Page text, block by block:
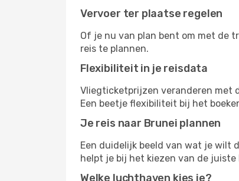
Vervoer ter plaatse regelen
Of je nu van plan bent om met de
reis te plannen.
Flexibiliteit in je reisdata
Vliegticketprijzen veranderen met
Een beetje flexibiliteit bij het
Je reis naar Brunei plannen
Een duidelijk beeld van wat je wilt
helpt je bij het kiezen van de
Welke luchthaven kies je?